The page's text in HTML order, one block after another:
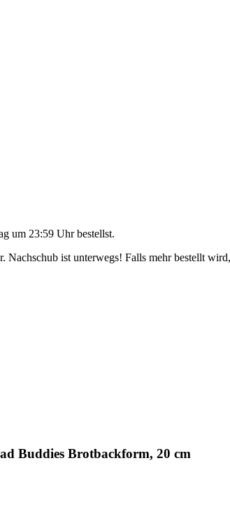
um 23:59 Uhrbestellst.
ist unterwegs! Falls mehr bestellt
Buddies Brotbackform, 20 cm